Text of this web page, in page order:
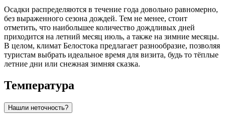
Осадки распределяются в течение года довольно равномерно,
без выраженного сезона дождей. Тем не менее, стоит
отметить, что наибольшее количество дождливых дней
приходится на летний месяц июль, а также на зимние месяцы.
В целом, климат Белостока предлагает разнообразие, позволяя
туристам выбрать идеальное время для визита, будь то тёплые
летние дни или снежная зимняя сказка.
Температура
Нашли неточность?